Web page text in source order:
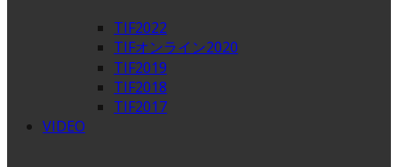
TIF2022
TIFオンライン2020
TIF2019
TIF2018
TIF2017
VIDEO